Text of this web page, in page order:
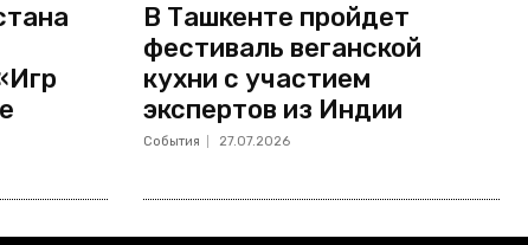
В Ташкенте пройдет
фестиваль веганской
кухни с участием
экспертов из Индии
События 27.07.2026